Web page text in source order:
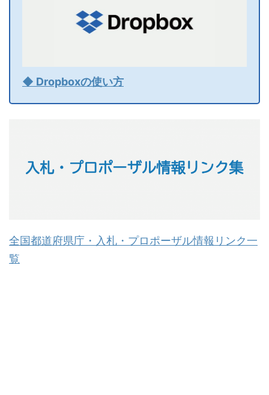
◆ Dropboxの使い方
全国都道府県庁・入札・プロポーザル情報リンク一
覧